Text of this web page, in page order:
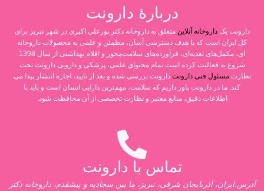
دربارۀ دارونت
دارونت یکداروخانه آنلاین متعلق به داروخانه دکتر پورعلی اکبری در شهر تبریز برای
کل ایران است که با هدف دسترسی آسان، مطمئن و علمی به محصولات داروخانه
ای، مکمل‌های تغذیه‌ای، فرآورده‌های سلامت‌محور و اقلام بهداشتی از سال 1398
شروع به فعالیت کرده است.تمام محتوای علمی، پزشکی و دارویی دارونت تحت
نظارتمسئول فنی دارونت دارونت بررسی شده و بعد از تایید، اجازه انتشار پیدا می
کند. ما در دارونت باور داریم که سلامت، مهم‌ترین دارایی انسان است و باید با
اطلاعات دقیق، منابع معتبر و نظارت تخصصی از آن محافظت شود.
تماس با دارونت
آدرس:ایران، آذربایجان شرقی، تبریز، ما بین سجادیه و پیشقدم، داروخانه دکتر